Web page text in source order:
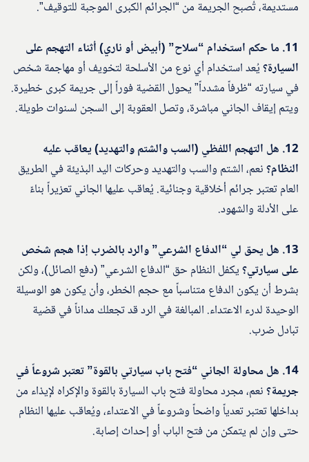
مستديمة، تُصبح الجريمة من “الجرائم الكبرى الموجبة للتوقيف”.
11. ما حكم استخدام “سلاح” (أبيض أو ناري) أثناء التهجم على
السيارة؟يُعد استخدام أي نوع من الأسلحة لتخويف أو مهاجمة شخص
في سيارته “ظرفاً مشدداً” يحول القضية فوراً إلى جريمة كبرى خطيرة.
ويتم إيقاف الجاني مباشرة، وتصل العقوبة إلى السجن لسنوات طويلة.
12. هل التهجم اللفظي (السب والشتم والتهديد) يعاقب عليه
النظام؟نعم، الشتم والسب والتهديد وحركات اليد البذيئة في الطريق
العام تعتبر جرائم أخلاقية وجنائية. يُعاقب عليها الجاني تعزيراً بناءً
على الأدلة والشهود.
13. هل يحق لي “الدفاع الشرعي” والرد بالضرب إذا هجم شخص
على سيارتي؟يكفل النظام حق “الدفاع الشرعي” (دفع الصائل)، ولكن
بشرط أن يكون الدفاع متناسباً مع حجم الخطر، وأن يكون هو الوسيلة
الوحيدة لدرء الاعتداء. المبالغة في الرد قد تجعلك مداناً في قضية
تبادل ضرب.
14. هل محاولة الجاني “فتح باب سيارتي بالقوة” تعتبر شروعاً في
جريمة؟نعم، مجرد محاولة فتح باب السيارة بالقوة والإكراه لإيذاء من
بداخلها تعتبر تعدياً واضحاً وشروعاً في الاعتداء، ويُعاقب عليها النظام
حتى وإن لم يتمكن من فتح الباب أو إحداث إصابة.